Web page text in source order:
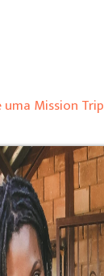
Mission Trip